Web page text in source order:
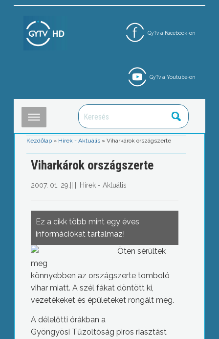
GyTv a Facebook-on
GyTv a Youtube-on
Kezdőlap » Hírek - Aktuális »Viharkárok országszerte
Viharkárok országszerte
2007. 01. 29. Hírek - Aktuális
Ez a cikk több mint egy éves
információkat tartalmaz!
Öten sérültek
meg
könnyebben az országszerte tomboló
vihar miatt. A szél fákat döntött ki,
vezetékeket és épületeket rongált meg.
A délelőtti órákban a
Gyöngyösi Tűzoltóság piros riasztást